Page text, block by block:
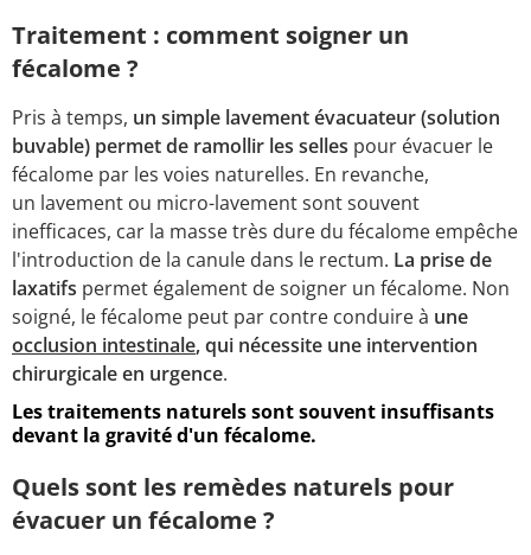
Traitement : comment soigner un
fécalome ?
Pris à temps, un simple lavement évacuateur (solution
buvable) permet de ramollir les selles pour évacuer le
fécalome par les voies naturelles. En revanche,
un lavement ou micro-lavement sont souvent
inefficaces, car la masse très dure du fécalome empêche
l'introduction de la canule dans le rectum. La prise de
laxatifs permet également de soigner un fécalome. Non
soigné, le fécalome peut par contre conduire à une
occlusion intestinale, qui nécessite une intervention
chirurgicale en urgence.
Les traitements naturels sont souvent insuffisants
devant la gravité d'un fécalome.
Quels sont les remèdes naturels pour
évacuer un fécalome ?